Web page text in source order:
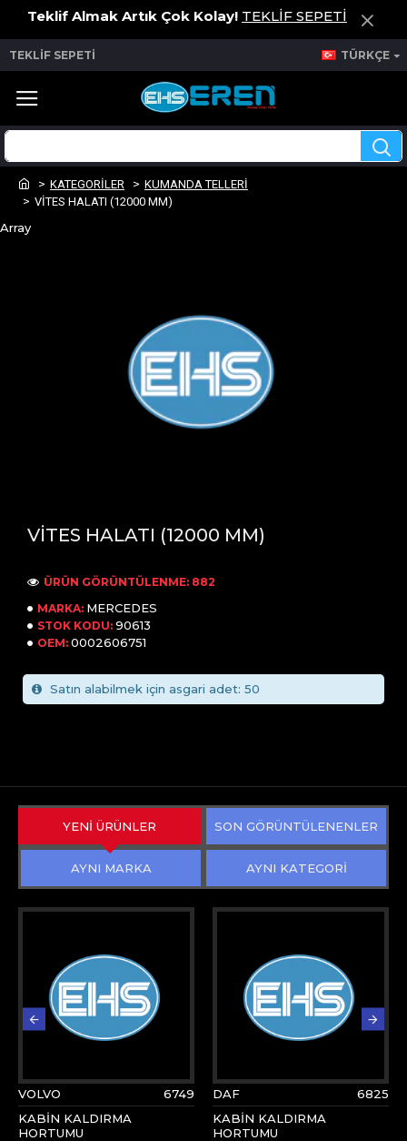
Teklif Almak Artık Çok Kolay! TEKLİF SEPETİ
TEKLİF SEPETİ TÜRKÇE
KATEGORİLER
KUMANDA TELLERİ
VİTES HALATI (12000 MM)
Array
VİTES HALATI (12000 MM)
MARKA: MERCEDES
STOK KODU: 90613
OEM: 0002606751
ÜRÜN GÖRÜNTÜLENME: 882
Satın alabilmek için asgari adet: 50
YENİ ÜRÜNLER SON GÖRÜNTÜLENENLER
AYNI MARKA AYNI KATEGORİ
VOLVO
6749
KABİN KALDIRMA
HORTUMU
DAF
6825
KABİN KALDIRMA
HORTUMU